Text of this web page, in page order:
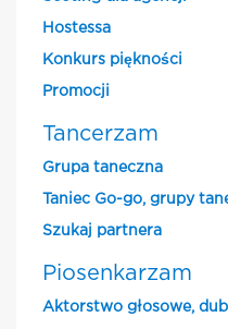
Hostessa
Konkurs piękności
Promocji
Tancerzam
Grupa taneczna
Taniec Go-go, grupy
Szukaj partnera
Piosenkarzam
Aktorstwo głosowe,